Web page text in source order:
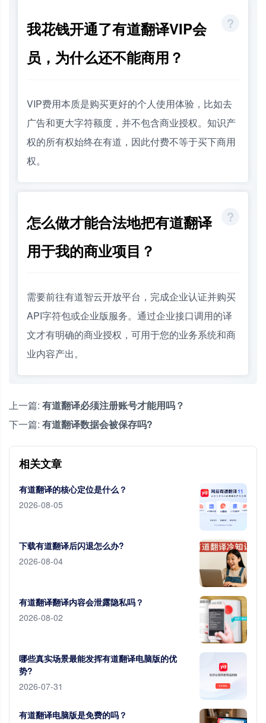
我花钱开通了有道翻译VIP会
员，为什么还不能商用？
VIP费用本质是购买更好的个人使用体验，比如去
广告和更大字符额度，并不包含商业授权。知识产
权的所有权始终在有道，因此付费不等于买下商用
权。
怎么做才能合法地把有道翻译
用于我的商业项目？
需要前往有道智云开放平台，完成企业认证并购买
API字符包或企业版服务。通过企业接口调用的译
文才有明确的商业授权，可用于您的业务系统和商
业内容产出。
上一篇: 有道翻译必须注册账号才能用吗？
下一篇: 有道翻译数据会被保存吗?
相关文章
有道翻译的核心定位是什么？
2026-08-05
下载有道翻译后闪退怎么办?
2026-08-04
有道翻译翻译内容会泄露隐私吗？
2026-08-02
哪些真实场景最能发挥有道翻译电脑版的优
势?
2026-07-31
有道翻译电脑版是免费的吗？